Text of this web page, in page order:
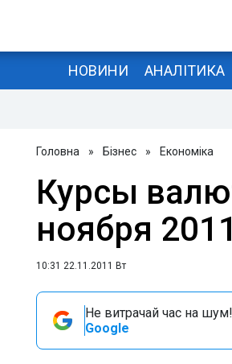
НОВИНИ АНАЛІТИКА
Головна » Бізнес » Економіка
Курсы
ноября
10:31 22.11.2011 Вт
Не витрачай час на шум!
Google